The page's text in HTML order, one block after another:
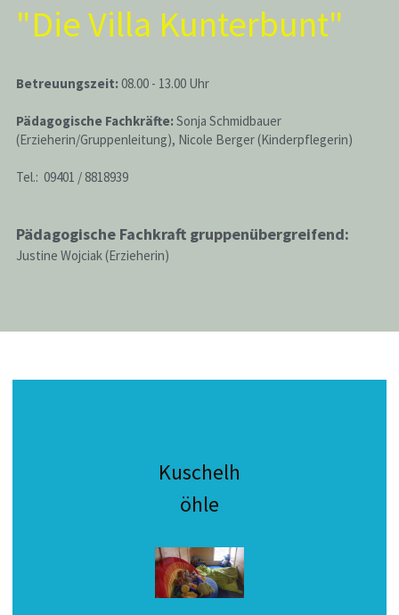
"Die Villa Kunterbunt"
Betreuungszeit: 08.00 - 13.00 Uhr
Pädagogische Fachkräfte: Sonja Schmidbauer
(Erzieherin/Gruppenleitung), Nicole Berger (Kinderpflegerin)
Tel.:  09401 / 8818939
Pädagogische Fachkraft gruppenübergreifend:
Justine Wojciak (Erzieherin)
Kuschelh
öhle